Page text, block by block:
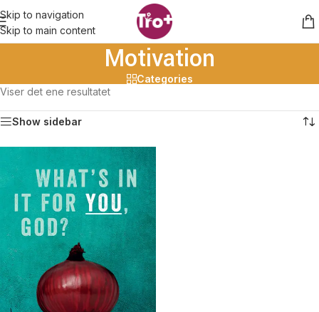
Skip to navigation
Skip to main content
Motivation
Categories
Viser det ene resultatet
Show sidebar